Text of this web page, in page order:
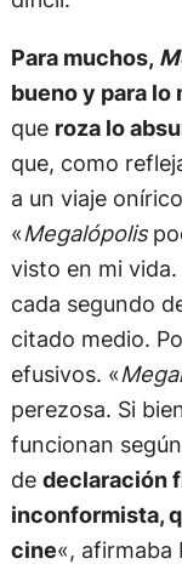
Para muchos,
bueno y para lo
que roza lo
que, como
a un viaje
«Megalópolis
visto en mi
cada segundo
citado medio.
efusivos. «
perezosa. Si
funcionan
de declaración
inconformista,
cine«, afirmaba